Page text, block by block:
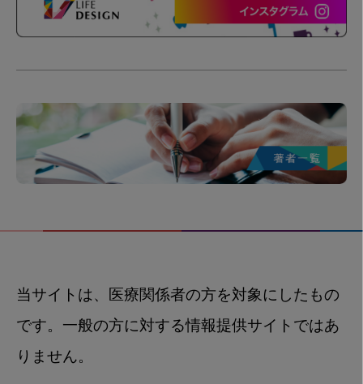
当サイトは、医療関係者の方を対象にしたもの
です。一般の方に対する情報提供サイトではあ
りません。